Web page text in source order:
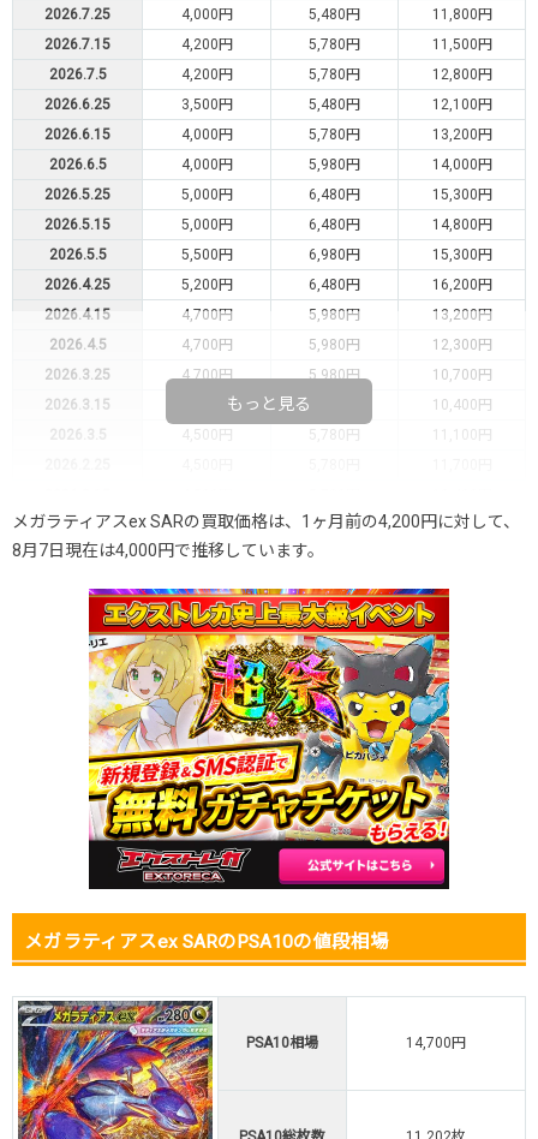
2026.7.25
4,000円 5,480円
11,800円
2026.7.15
4,200円 5,780円
11,500円
2026.7.5
4,200円 5,780円
12,800円
2026.6.25
3,500円 5,480円
12,100円
2026.6.15
4,000円 5,780円
13,200円
2026.6.5
4,000円 5,980円
14,000円
2026.5.25
5,000円 6,480円
15,300円
2026.5.15
5,000円 6,480円
14,800円
2026.5.5
5,500円 6,980円
15,300円
2026.4.25
5,200円 6,480円
16,200円
2026.4.15
4,700円 5,980円
13,200円
2026.4.5
4,700円 5,980円
12,300円
2026.3.25
4,700円 5,980円
10,700円
2026.3.15
4,500円
10,400円
2026.3.5
4,500円 5,780円
11,100円
2026.2.5
4,500円 5,780円
11,100円
2026.1.25
4,000円 5,480円
2026.1.5
4,000円 5,980円
12,800円
2025.12.25
4,500円 6,280円
11,300円
2025.12.15
4,500円 6,280円
10,800円
2025.12.5
4,500円 6,280円
11,000円
2025.11.25
5,000円 6,480円
11,800円
2025.11.15
5,000円 6,780円
14,500円
2025.11.5
6,000円 6,980円
17,200円
2025.10.25
5,700円 6,780円
22,200円
5,200円 6,480円
21,000円
9,000円 12,800円
もっと見る
メガラティアスex SARの買取価格は、1ヶ月前の4,200円に対して、
8月7日現在は4,000円で推移しています。
メガラティアスex SARのPSA10の値段相場
PSA10相場 14,700円